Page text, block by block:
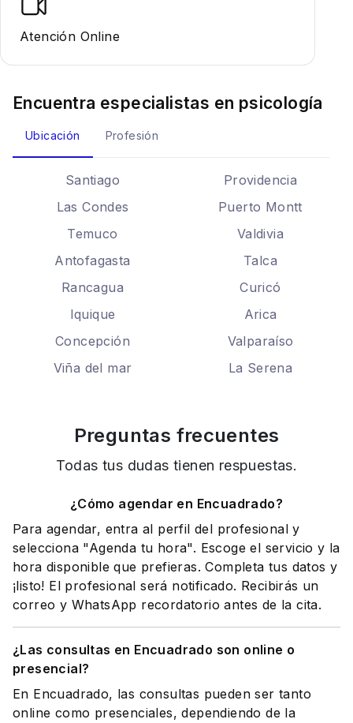
Atención Online
Encuentra especialistas en psicología
Ubicación Profesión
Santiago
Providencia
Las Condes
Puerto Montt
Temuco
Valdivia
Antofagasta
Talca
Rancagua
Curicó
Iquique
Arica
Concepción
Valparaíso
Viña del mar
La Serena
Preguntas frecuentes
Todas tus dudas tienen respuestas.
¿Cómo agendar en Encuadrado?
Para agendar, entra al perfil del profesional y
selecciona "Agenda tu hora". Escoge el servicio y la
hora disponible que prefieras. Completa tus datos y
¡listo! El profesional será notificado. Recibirás un
correo y WhatsApp recordatorio antes de la cita.
¿Las consultas en Encuadrado son online o
presencial?
En Encuadrado, las consultas pueden ser tanto
online como presenciales, dependiendo de la